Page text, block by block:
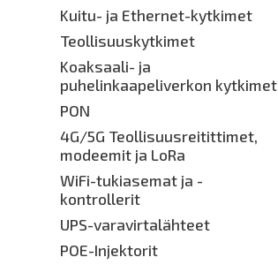
Kuitu- ja Ethernet-kytkimet
Teollisuuskytkimet
Koaksaali- ja
puhelinkaapeliverkon kytkimet
PON
4G/5G Teollisuusreitittimet,
modeemit ja LoRa
WiFi-tukiasemat ja -
kontrollerit
UPS-varavirtalähteet
POE-Injektorit